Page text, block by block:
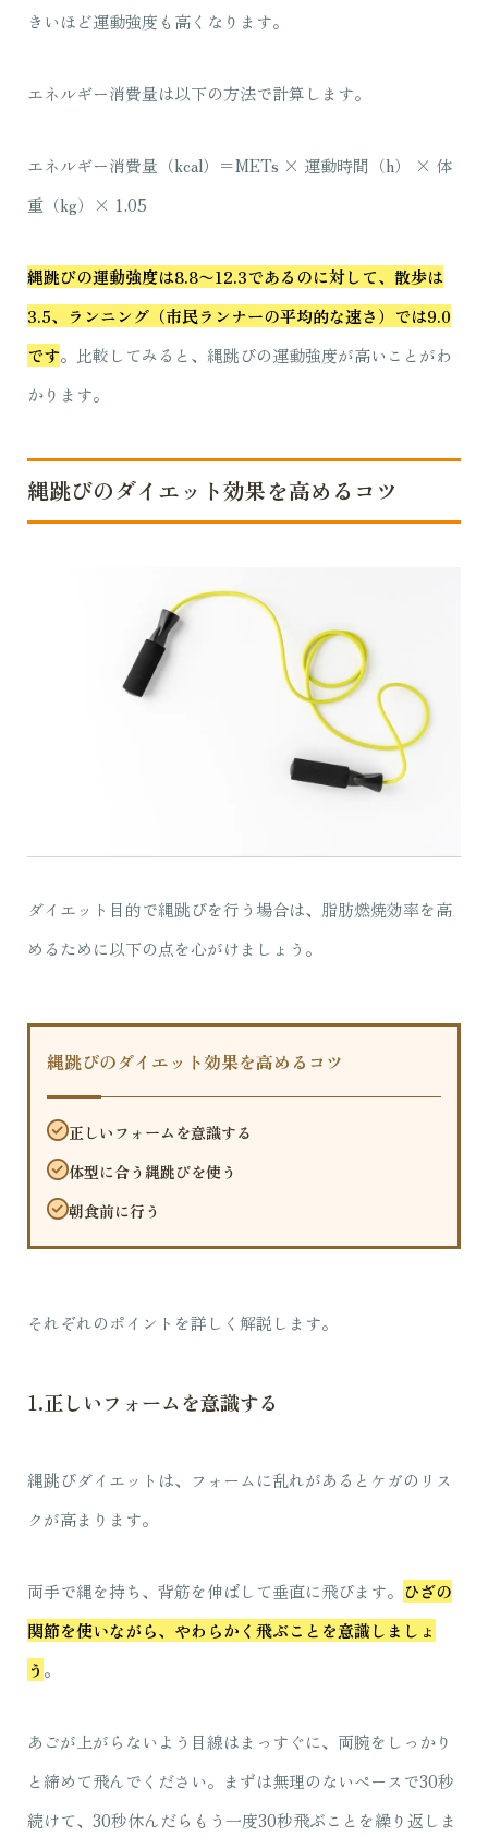
きいほど運動強度も高くなります。
エネルギー消費量は以下の方法で計算します。
エネルギー消費量（kcal）＝METs × 運動時間（h） × 体
重（kg）× 1.05
縄跳びの運動強度は8.8〜12.3であるのに対して、散歩は
3.5、ランニング（市民ランナーの平均的な速さ）では9.0
です。 比較してみると、縄跳びの運動強度が高いことがわ
かります。
縄跳びのダイエット効果を高めるコツ
ダイエット目的で縄跳びを行う場合は、脂肪燃焼効率を高
めるために以下の点を心がけましょう。
縄跳びのダイエット効果を高めるコツ
正しいフォームを意識する
体型に合う縄跳びを使う
朝食前に行う
それぞれのポイントを詳しく解説します。
1.正しいフォームを意識する
縄跳びダイエットは、フォームに乱れがあるとケガのリス
クが高まります。
両手で縄を持ち、背筋を伸ばして垂直に飛びます。 ひざの
関節を使いながら、やわらかく飛ぶことを意識しましょ
う 。
あごが上がらないよう目線はまっすぐに、両腕をしっかり
と締めて飛んでください。まずは無理のないペースで30秒
続けて、30秒休んだらもう一度30秒飛ぶことを繰り返しま